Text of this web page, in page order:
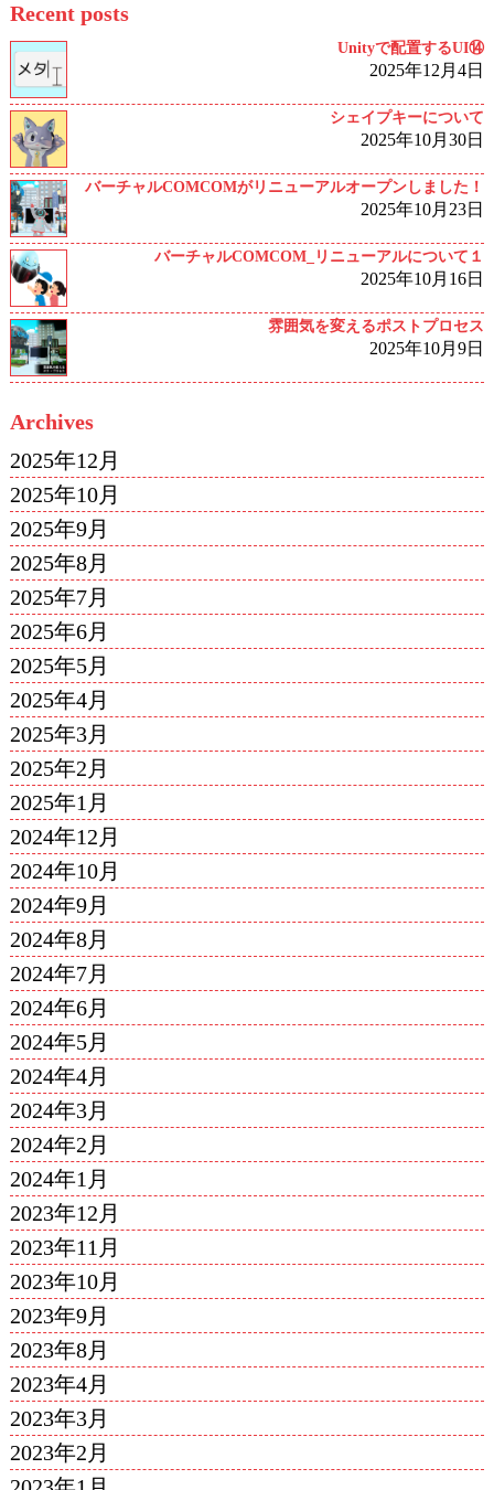
Recent posts
Unityで配置するUI⑭
2025年12月4日
シェイプキーについて
2025年10月30日
バーチャルCOMCOMがリニューアルオープンしました！
2025年10月23日
バーチャルCOMCOM_リニューアルについて１
2025年10月16日
雰囲気を変えるポストプロセス
2025年10月9日
Archives
2025年12月
2025年10月
2025年9月
2025年8月
2025年7月
2025年6月
2025年5月
2025年4月
2025年3月
2025年2月
2025年1月
2024年12月
2024年10月
2024年9月
2024年8月
2024年7月
2024年6月
2024年5月
2024年4月
2024年3月
2024年2月
2024年1月
2023年12月
2023年11月
2023年10月
2023年9月
2023年8月
2023年4月
2023年3月
2023年2月